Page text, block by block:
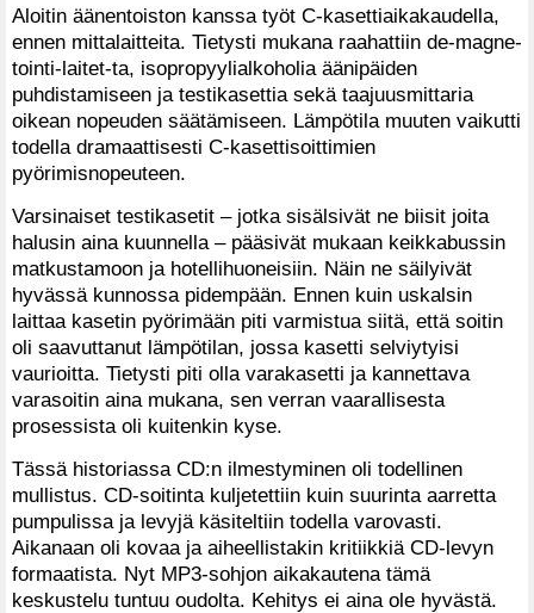
Aloitin äänentoiston kanssa työt C-kasettiaikakaudella,
ennen mittalaitteita. Tietysti mukana raahattiin de-magne-
tointi-laitet-ta, isopropyylialkoholia äänipäiden
puhdistamiseen ja testikasettia sekä taajuusmittaria
oikean nopeuden säätämiseen. Lämpötila muuten vaikutti
todella dramaattisesti C-kasettisoittimien
pyörimisnopeuteen.
Varsinaiset testikasetit – jotka sisälsivät ne biisit joita
halusin aina kuunnella – pääsivät mukaan keikkabussin
matkustamoon ja hotellihuoneisiin. Näin ne säilyivät
hyvässä kunnossa pidempään. Ennen kuin uskalsin
laittaa kasetin pyörimään piti varmistua siitä, että soitin
oli saavuttanut lämpötilan, jossa kasetti selviytyisi
vaurioitta. Tietysti piti olla varakasetti ja kannettava
varasoitin aina mukana, sen verran vaarallisesta
prosessista oli kuitenkin kyse.
Tässä historiassa CD:n ilmestyminen oli todellinen
mullistus. CD-soitinta kuljetettiin kuin suurinta aarretta
pumpulissa ja levyjä käsiteltiin todella varovasti.
Aikanaan oli kovaa ja aiheellistakin kritiikkiä CD-levyn
formaatista. Nyt MP3-sohjon aikakautena tämä
keskustelu tuntuu oudolta. Kehitys ei aina ole hyvästä.